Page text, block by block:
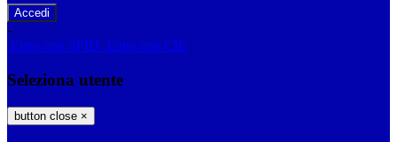
-
Entra con SPID Entra con CIE
Seleziona utente
button close ×